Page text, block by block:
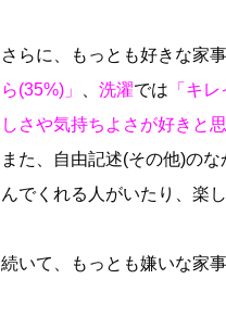
さらに、もっとも好きな家
ら(35%)」
、 洗濯では 「キ
しさや気持ちよさが好きと
また、自由記述(その他)の
んでくれる人がいたり、楽
続いて、もっとも嫌いな家